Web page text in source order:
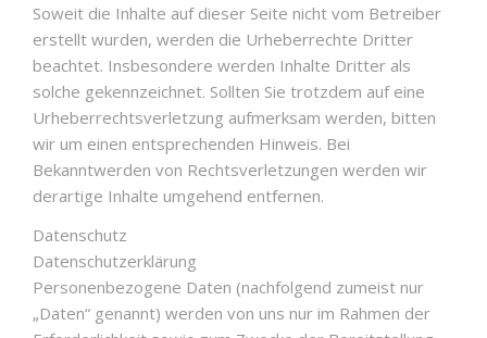
Soweit die Inhalte auf dieser Seite nicht vom Betreiber
erstellt wurden, werden die Urheberrechte Dritter
beachtet. Insbesondere werden Inhalte Dritter als
solche gekennzeichnet. Sollten Sie trotzdem auf eine
Urheberrechtsverletzung aufmerksam werden, bitten
wir um einen entsprechenden Hinweis. Bei
Bekanntwerden von Rechtsverletzungen werden wir
derartige Inhalte umgehend entfernen.
Datenschutz
Datenschutzerklärung
Personenbezogene Daten (nachfolgend zumeist nur
„Daten“ genannt) werden von uns nur im Rahmen der